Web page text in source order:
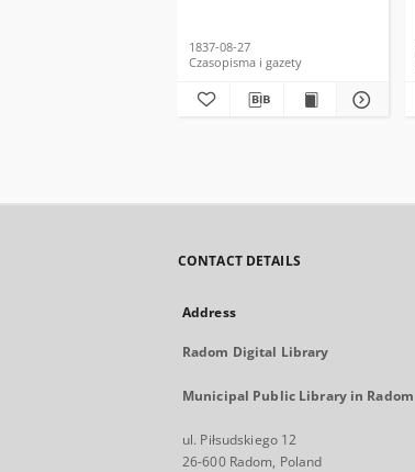
1837-08-27
Czasopisma i gazety
CONTACT DETAILS
Address
Radom Digital Library
Municipal Public Library in Radom
ul. Piłsudskiego 12
26-600 Radom, Poland